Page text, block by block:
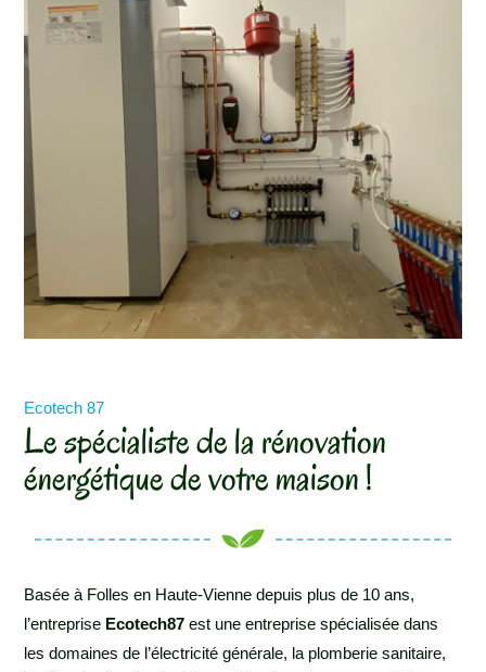
Ecotech 87
Le spécialiste de la rénovation
énergétique de votre maison !
Basée à Folles en Haute-Vienne depuis plus de 10 ans,
l’entreprise Ecotech87 est une entreprise spécialisée dans
les domaines de l’électricité générale, la plomberie sanitaire,